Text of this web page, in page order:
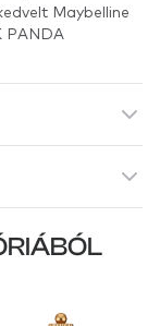
Maybelline
PANDA